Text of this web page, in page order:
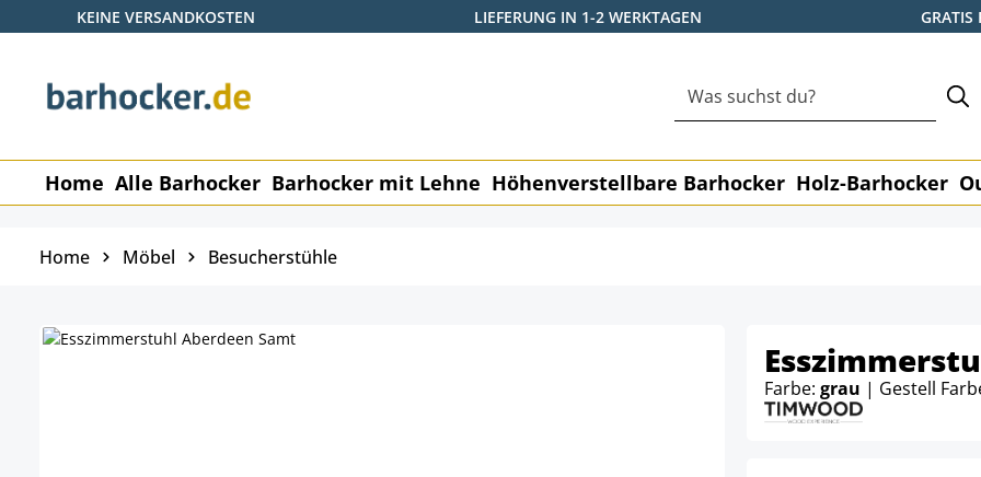
Hauptinhalt springen
Zur Suche springen
Zur Hauptnavigation springen
KEINE VERSANDKOSTEN LIEFERUNG IN 1-2 WERKTAGEN GRATIS
Home Alle Barhocker Barhocker mit Lehne Höhenverstellbare Barhocker Holz-Barhocker
Home Möbel Besucherstühle
Farbe: grau | Gestell